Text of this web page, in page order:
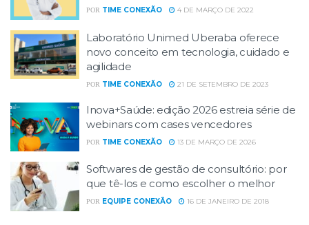
POR TIME CONEXÃO 4 DE MARÇO DE 2022
Laboratório Unimed Uberaba oferece
novo conceito em tecnologia, cuidado e
agilidade
POR TIME CONEXÃO 21 DE SETEMBRO DE 2023
Inova+Saúde: edição 2026 estreia série de
webinars com cases vencedores
POR TIME CONEXÃO 13 DE MARÇO DE 2026
Softwares de gestão de consultório: por
que tê-los e como escolher o melhor
POR EQUIPE CONEXÃO 16 DE JANEIRO DE 2018